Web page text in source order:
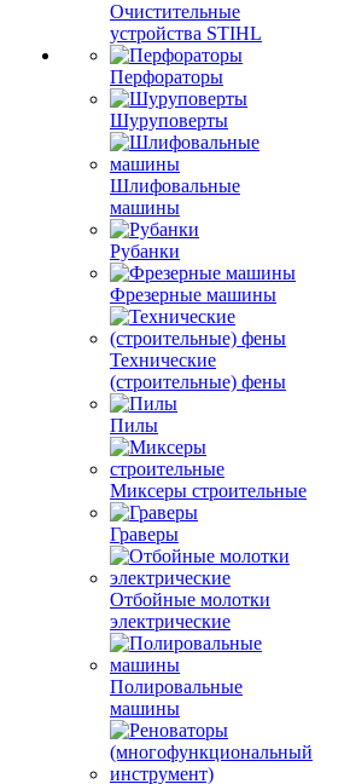
Очистительные
устройства STIHL
Перфораторы
Шуруповерты
Шлифовальные
машины
Рубанки
Фрезерные машины
Технические
(строительные) фены
Пилы
Миксеры строительные
Граверы
Отбойные молотки
электрические
Полировальные
машины